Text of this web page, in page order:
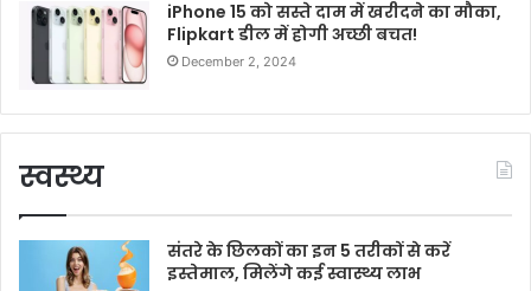
iPhone 15 को सस्ते दाम में खरीदने का मौका,
Flipkart डील में होगी अच्छी बचत!
December 2, 2024
स्वस्थ्य
संतरे के छिलकों का इन 5 तरीकों से करें
इस्तेमाल, मिलेंगे कई स्वास्थ्य लाभ